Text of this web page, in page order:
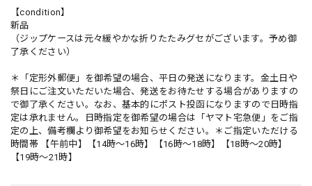
【condition】
新品
（ジップケースは元々緩やかな折りたたみグセがございます。予め御
了承ください）
＊「定形外郵便」を御希望の場合、平日の発送になります。金土日や
祭日にご注文いただいた場合、発送をお待たせする場合がありますの
で御了承ください。なお、基本的にポスト投函になりますので日時指
定は承れません。日時指定を御希望の場合は「ヤマト宅急便」をご指
定の上、備考欄より御希望をお知らせください。＊ご指定いただける
時間帯 【午前中】【14時～16時】【16時～18時】【18時～20時】
【19時～21時】